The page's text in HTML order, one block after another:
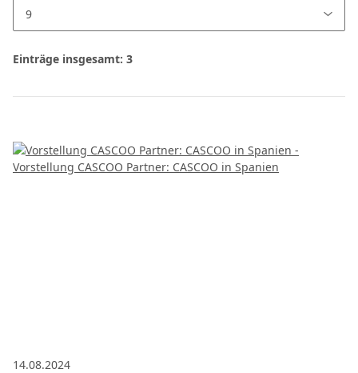
Einträge insgesamt: 3
14.08.2024